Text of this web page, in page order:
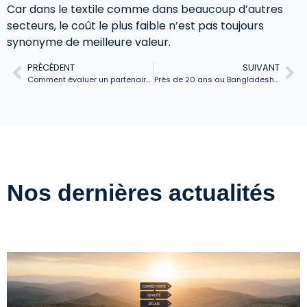
Car dans le textile comme dans beaucoup d’autres
secteurs, le coût le plus faible n’est pas toujours
synonyme de meilleure valeur.
PRÉCÉDENT
Comment évaluer un partenaire industriel textile ?
SUIVANT
Près de 20 ans au Bangladesh : ce qui a vraiment changé dans l’industrie textile
Nos dernières actualités